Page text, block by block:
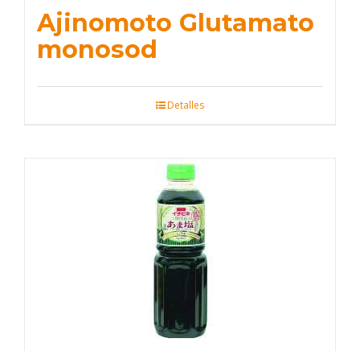
Ajinomoto Glutamato
monosod
Detalles